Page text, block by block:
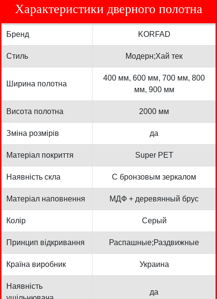
Характеристики дверного полотна
Бренд KORFAD
Стиль Модерн;Хай тек
Ширина полотна
400 мм, 600 мм, 700 мм, 800
мм, 900 мм
Висота полотна 2000 мм
Зміна розмірів да
Матеріал покриття Super PET
Наявність скла С бронзовым зеркалом
Матеріал наповнення МДФ + деревянный брус
Колір Серый
Принцип відкривання Распашные;Раздвижные
Країна виробник Украина
Наявність
да